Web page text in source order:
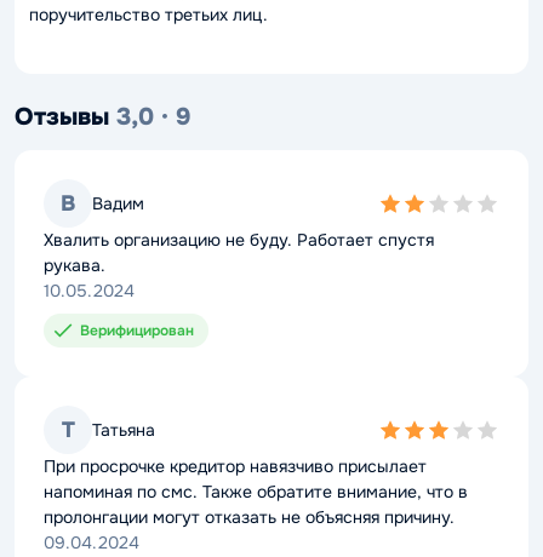
поручительство третьих лиц.
Отзывы 3,0 · 9
В Вадим
2,0
rating
Хвалить организацию не буду. Работает спустя
рукава.
10.05.2024
Верифицирован
Т Татьяна
3,0
rating
При просрочке кредитор навязчиво присылает
напоминая по смс. Также обратите внимание, что в
пролонгации могут отказать не объясняя причину.
09.04.2024